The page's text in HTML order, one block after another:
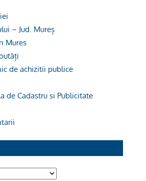
– Jud. Mureș
Mures
de achizitii publice
de Cadastru si Publicitate